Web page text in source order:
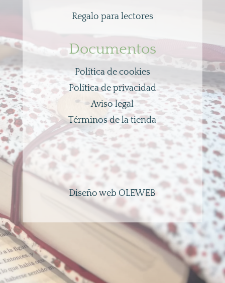
Regalo para lectores
Documentos
Política de cookies
Política de privacidad
Aviso legal
Términos de la tienda
Diseño web OLEWEB